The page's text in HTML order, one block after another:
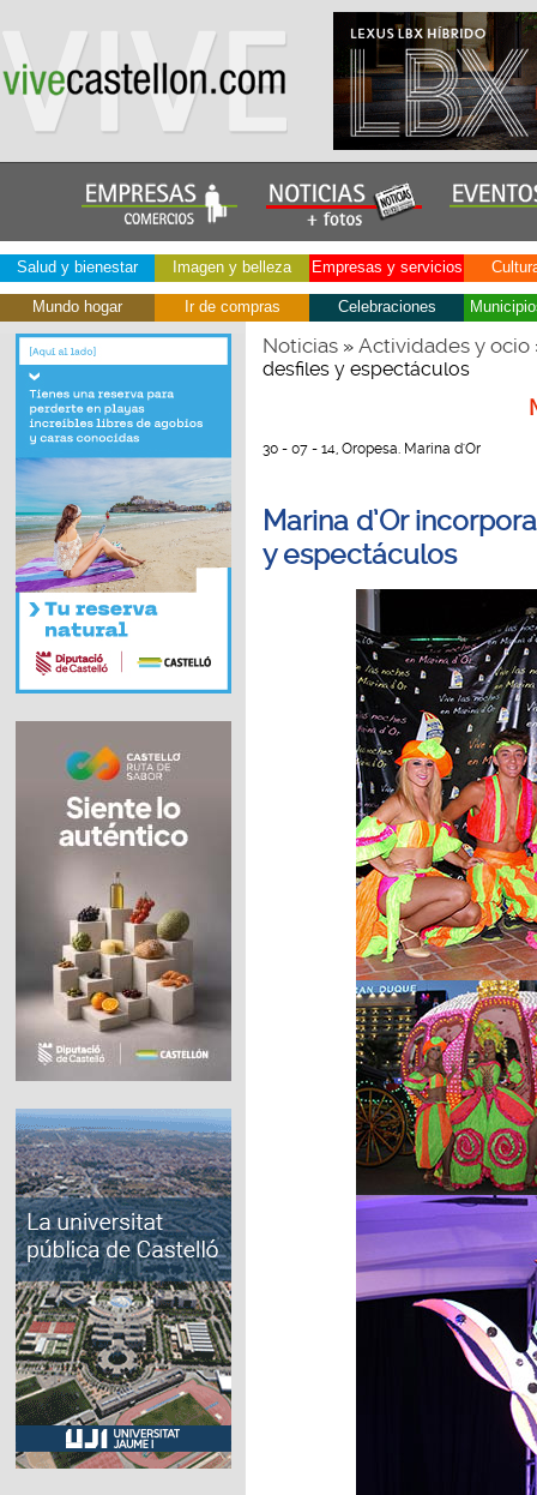
Salud y bienestar Imagen y belleza Empresas y servicios
Mundo hogar Ir de compras Celebraciones
Noticias» Actividades y ocio
desfiles y espectáculos
30 - 07 - 14, Oropesa. Marina d'Or
Marina d’Or
y espectáculos